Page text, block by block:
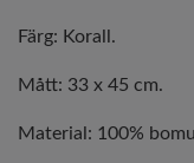
Färg: Korall.
Mått: 33 x 45 cm.
Material: 100%